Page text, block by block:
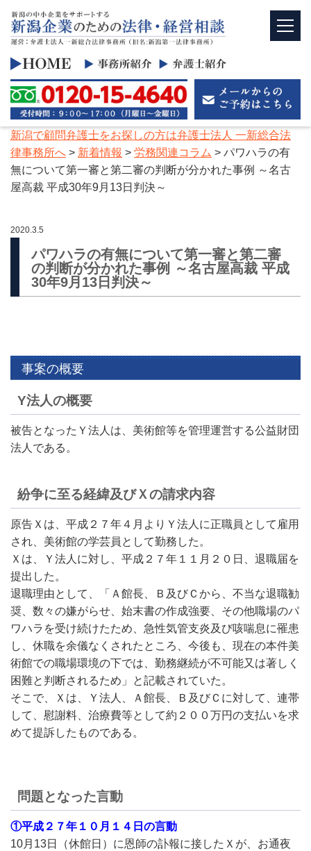
新潟で顧問弁護士をお探しの方は弁護士法人 一新総合法
律事務所へ > 新着情報 > 労務関連コラム > パワハラの有
無について第一審と第二審の判断が分かれた事例 ～名古
屋高裁 平成30年9月13日判決～
2020.3.5
パワハラの有無について第一審と第二審
の判断が分かれた事例 ～名古屋高裁 平成
30年9月13日判決～
事案の概要
Y法人の概要
被告となったＹ法人は、美術館等を管理運営する公益財団
法人である。
紛争に至る経緯及びＸの請求内容
原告Ｘは、平成２７年４月よりＹ法人に正職員として雇用
され、美術館の学芸員として勤務した。
Ｘは、Ｙ法人に対し、平成２７年１１月２０日、退職届を
提出した。
退職理由として、「Ａ館長、Ｂ及びＣから、不当な退職勧
奨、数々の嫌がらせ、始末書の作成強要、その他職場のパ
ワハラを受け続けたため、急性気管支炎及び咳喘息に罹患
し、休職を余儀なくされたところ、今後も、現在の本件美
術館での職場環境の下では、勤務継続が不可能又は著しく
困難と判断されるため」と記載されていた。
そこで、Ｘは、Ｙ法人、Ａ館長、Ｂ及びＣに対して、連帯
して、慰謝料、治療費等として約２００万円の支払いを求
めて提訴したものである。
問題となった言動
①平成２７年１０月１４日の言動
10月13日（休館日）に恩師の訃報に接したＸが、お通夜